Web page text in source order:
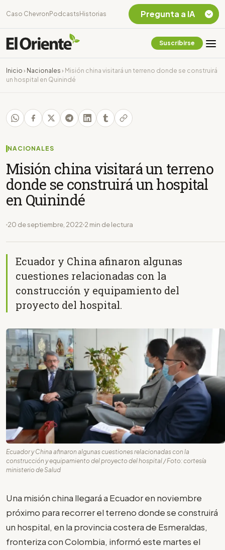
Caso Chevron Podcasts Historias
Suscribirse
Inicio › Nacionales › Misión china visitará un terreno donde se construirá
un hospital en Quinindé
NACIONALES
Misión china visitará un terreno
donde se construirá un hospital
en Quinindé
20 de septiembre, 2022 2 min de lectura
Ecuador y China afinaron algunas
cuestiones relacionadas con la
construcción y equipamiento del
proyecto del hospital.
Ecuador y China afinaron algunas cuestiones relacionadas con la
construcción y equipamiento del proyecto del hospital / Foto: cortesía
ministerio de Salud
Una misión china llegará a Ecuador en noviembre
próximo para recorrer el terreno donde se construirá
un hospital, en la provincia costera de Esmeraldas,
fronteriza con Colombia, informó este martes el
Pregunta a IA
Chevron Ecuador